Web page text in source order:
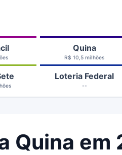
Quina
R$ 10,5 milhões
Loteria Federal
--
Quina em